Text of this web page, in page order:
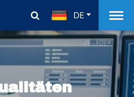
DE